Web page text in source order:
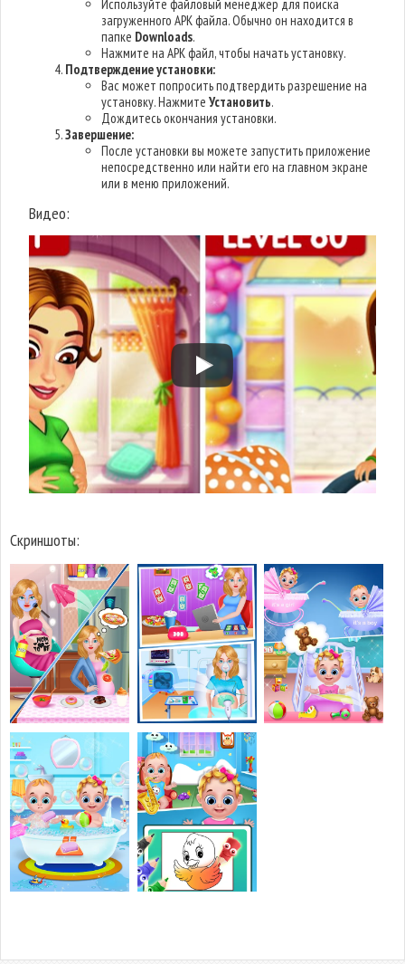
Используйте файловый менеджер для поиска
загруженного APK файла. Обычно он находится в
папке Downloads.
Нажмите на APK файл, чтобы начать установку.
Подтверждение установки:
Вас может попросить подтвердить разрешение на
установку. НажмитеУстановить.
Дождитесь окончания установки.
Завершение:
После установки вы можете запустить приложение
непосредственно или найти его на главном экране
или в меню приложений.
Видео:
Скриншоты: